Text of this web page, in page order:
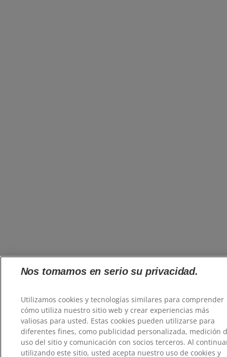
Nos tomamos en serio su privacidad.
Utilizamos cookies y tecnologías similares para comprender
cómo utiliza nuestro sitio web y crear experiencias más
valiosas para usted. Estas cookies pueden utilizarse para
diferentes fines, como publicidad personalizada, medición
uso del sitio y comunicación con socios terceros. Al
utilizando este sitio, usted acepta nuestro uso de cookies y